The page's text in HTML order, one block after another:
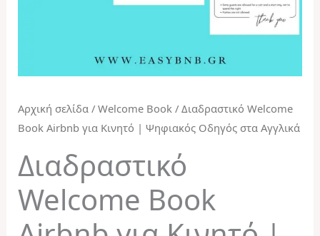
Αρχική σελίδα / Welcome Book / Διαδραστικό Welcome
Book Airbnb για Κινητό | Ψηφιακός Οδηγός στα Αγγλικά
Διαδραστικό
Welcome Book